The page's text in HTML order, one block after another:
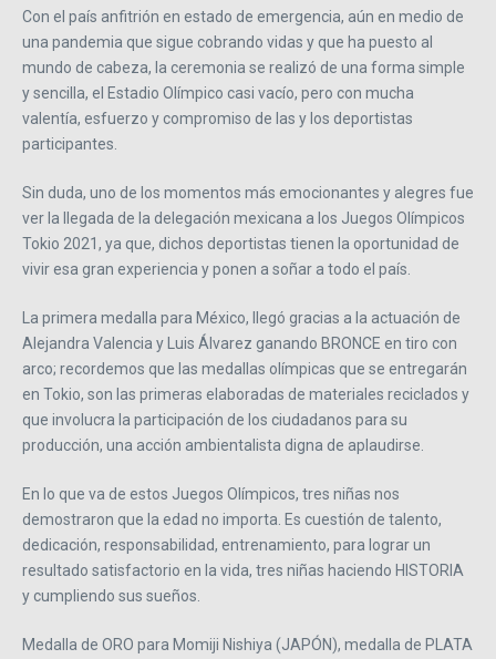
Con el país anfitrión en estado de emergencia, aún en medio de
una pandemia que sigue cobrando vidas y que ha puesto al
mundo de cabeza, la ceremonia se realizó de una forma simple
y sencilla, el Estadio Olímpico casi vacío, pero con mucha
valentía, esfuerzo y compromiso de las y los deportistas
participantes.
Sin duda, uno de los momentos más emocionantes y alegres fue
ver la llegada de la delegación mexicana a los Juegos Olímpicos
Tokio 2021, ya que, dichos deportistas tienen la oportunidad de
vivir esa gran experiencia y ponen a soñar a todo el país.
La primera medalla para México, llegó gracias a la actuación de
Alejandra Valencia y Luis Álvarez ganando BRONCE en tiro con
arco; recordemos que las medallas olímpicas que se entregarán
en Tokio, son las primeras elaboradas de materiales reciclados y
que involucra la participación de los ciudadanos para su
producción, una acción ambientalista digna de aplaudirse.
En lo que va de estos Juegos Olímpicos, tres niñas nos
demostraron que la edad no importa. Es cuestión de talento,
dedicación, responsabilidad, entrenamiento, para lograr un
resultado satisfactorio en la vida, tres niñas haciendo HISTORIA
y cumpliendo sus sueños.
Medalla de ORO para Momiji Nishiya (JAPÓN), medalla de PLATA